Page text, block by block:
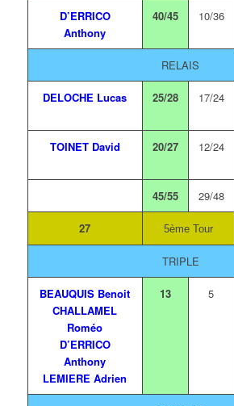
D’ERRICO
Anthony
40/45 10/36
RELAIS
DELOCHE Lucas 25/28 17/24
TOINET David 20/27 12/24
45/55 29/48
27 5ème Tour
TRIPLE
BEAUQUIS Benoit
CHALLAMEL
Roméo
D’ERRICO
Anthony
LEMIERE Adrien
13 5